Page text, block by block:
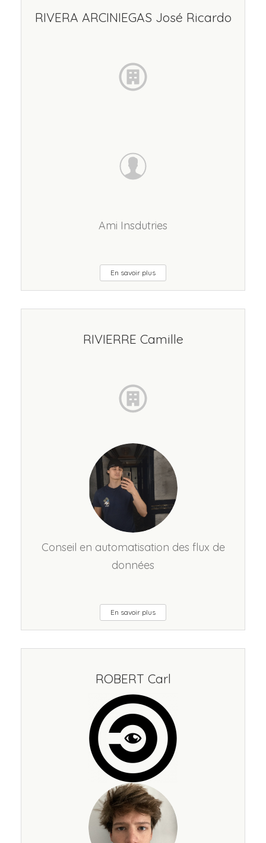
RIVERA ARCINIEGAS José Ricardo
Ami Insdutries
En savoir plus
RIVIERRE Camille
Conseil en automatisation des flux de
données
En savoir plus
ROBERT Carl